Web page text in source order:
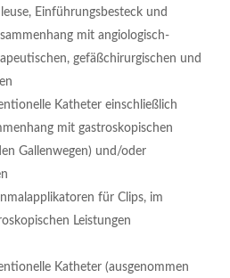
Einführungsbesteck und
mit angiologisch-
gefäßchirurgischen und
Katheter einschließlich
mit gastroskopischen
Gallenwegen) und/oder
für Clips, im
Leistungen
Katheter (ausgenommen